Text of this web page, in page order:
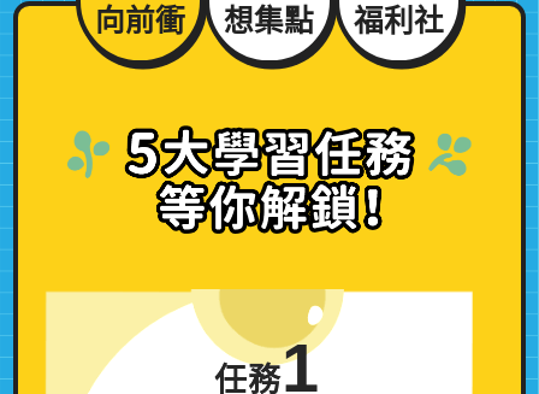
向前衝
想集點
福利社
5大學習任務
等你解鎖！
任務1